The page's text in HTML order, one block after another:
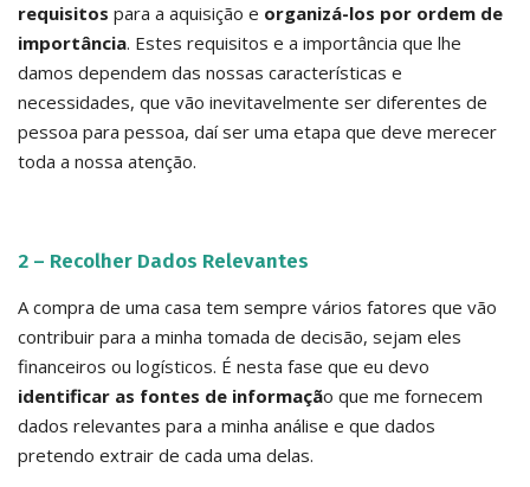
requisitos para a aquisição e organizá-los por ordem de
importância. Estes requisitos e a importância que lhe
damos dependem das nossas características e
necessidades, que vão inevitavelmente ser diferentes de
pessoa para pessoa, daí ser uma etapa que deve merecer
toda a nossa atenção.
2 – Recolher Dados Relevantes
A compra de uma casa tem sempre vários fatores que vão
contribuir para a minha tomada de decisão, sejam eles
financeiros ou logísticos. É nesta fase que eu devo
identificar as fontes de informação que me fornecem
dados relevantes para a minha análise e que dados
pretendo extrair de cada uma delas.